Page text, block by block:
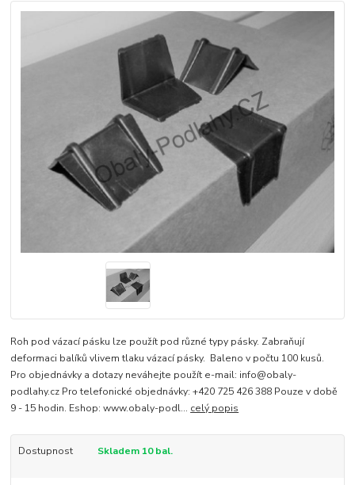
Roh pod vázací pásku lze použít pod různé typy pásky. Zabraňují
deformaci balíků vlivem tlaku vázací pásky. Baleno v počtu 100 kusů.
Pro objednávky a dotazy neváhejte použít e-mail: info@obaly-
podlahy.cz Pro telefonické objednávky: +420 725 426 388 Pouze v době
9 - 15 hodin. Eshop: www.obaly-podl... celý popis
Dostupnost Skladem 10 bal.